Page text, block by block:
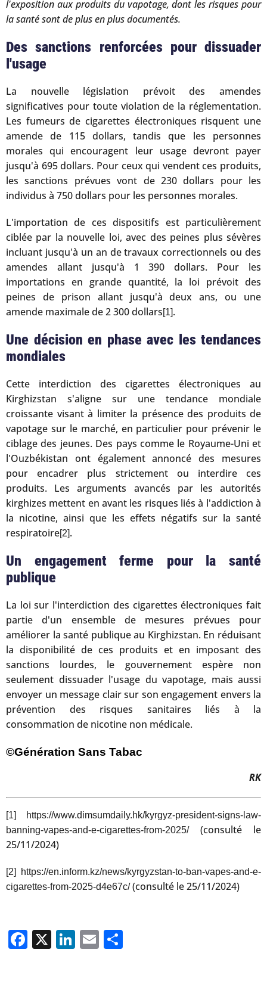
l'exposition aux produits du vapotage, dont les risques pour
la santé sont de plus en plus documentés.
Des sanctions renforcées pour dissuader
l'usage
La nouvelle législation prévoit des amendes
significatives pour toute violation de la réglementation.
Les fumeurs de cigarettes électroniques risquent une
amende de 115 dollars, tandis que les personnes
morales qui encouragent leur usage devront payer
jusqu'à 695 dollars. Pour ceux qui vendent ces produits,
les sanctions prévues vont de 230 dollars pour les
individus à 750 dollars pour les personnes morales.
L'importation de ces dispositifs est particulièrement
ciblée par la nouvelle loi, avec des peines plus sévères
incluant jusqu'à un an de travaux correctionnels ou des
amendes allant jusqu'à 1 390 dollars. Pour les
importations en grande quantité, la loi prévoit des
peines de prison allant jusqu'à deux ans, ou une
amende maximale de 2 300 dollars[1].
Une décision en phase avec les tendances
mondiales
Cette interdiction des cigarettes électroniques au
Kirghizstan s'aligne sur une tendance mondiale
croissante visant à limiter la présence des produits de
vapotage sur le marché, en particulier pour prévenir le
ciblage des jeunes. Des pays comme le Royaume-Uni et
l'Ouzbékistan ont également annoncé des mesures
pour encadrer plus strictement ou interdire ces
produits. Les arguments avancés par les autorités
kirghizes mettent en avant les risques liés à l'addiction à
la nicotine, ainsi que les effets négatifs sur la santé
respiratoire[2].
Un engagement ferme pour la santé
publique
La loi sur l'interdiction des cigarettes électroniques fait
partie d'un ensemble de mesures prévues pour
améliorer la santé publique au Kirghizstan. En réduisant
la disponibilité de ces produits et en imposant des
sanctions lourdes, le gouvernement espère non
seulement dissuader l'usage du vapotage, mais aussi
envoyer un message clair sur son engagement envers la
prévention des risques sanitaires liés à la
consommation de nicotine non médicale.
©Génération Sans Tabac
RK
[1]
https://www.dimsumdaily.hk/kyrgyz-president-signs-law-
banning-vapes-and-e-cigarettes-from-2025/(consulté le
25/11/2024)
[2]
https://en.inform.kz/news/kyrgyzstan-to-ban-vapes-and-e-
cigarettes-from-2025-d4e67c/(consulté le 25/11/2024)
Facebook
X LinkedIn
Email